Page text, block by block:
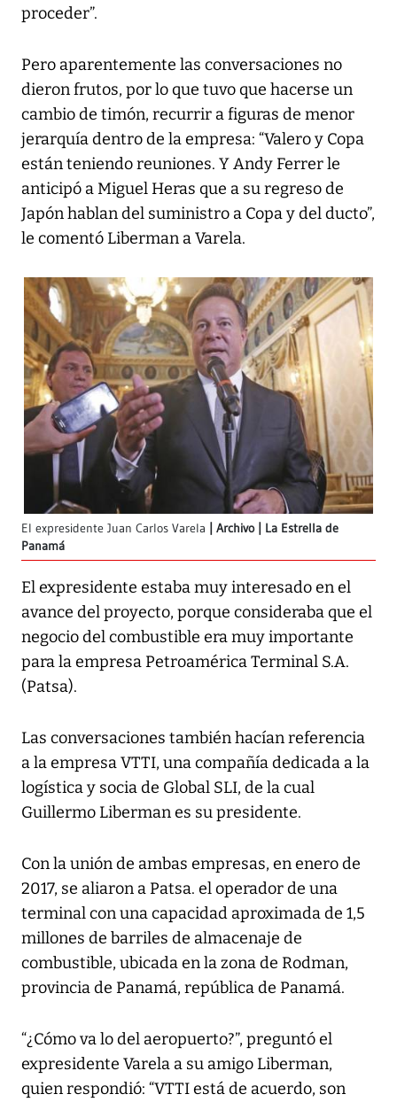
proceder”.
Pero aparentemente las conversaciones no
dieron frutos, por lo que tuvo que hacerse un
cambio de timón, recurrir a figuras de menor
jerarquía dentro de la empresa: “Valero y Copa
están teniendo reuniones. Y Andy Ferrer le
anticipó a Miguel Heras que a su regreso de
Japón hablan del suministro a Copa y del ducto”,
le comentó Liberman a Varela.
El expresidente Juan Carlos Varela
Archivo | La Estrella de
Panamá
El expresidente estaba muy interesado en el
avance del proyecto, porque consideraba que el
negocio del combustible era muy importante
para la empresa Petroamérica Terminal S.A.
(Patsa).
Las conversaciones también hacían referencia
a la empresa VTTI, una compañía dedicada a la
logística y socia de Global SLI, de la cual
Guillermo Liberman es su presidente.
Con la unión de ambas empresas, en enero de
2017, se aliaron a Patsa. el operador de una
terminal con una capacidad aproximada de 1,5
millones de barriles de almacenaje de
combustible, ubicada en la zona de Rodman,
provincia de Panamá, república de Panamá.
“¿Cómo va lo del aeropuerto?”, preguntó el
expresidente Varela a su amigo Liberman,
quien respondió: “VTTI está de acuerdo, son